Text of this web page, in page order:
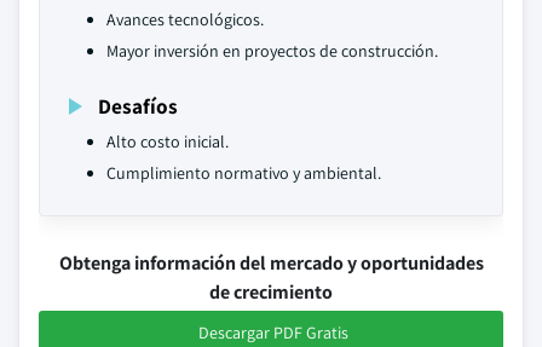
Avances tecnológicos.
Mayor inversión en proyectos de construcción.
Desafíos
Alto costo inicial.
Cumplimiento normativo y ambiental.
Obtenga información del mercado y oportunidades
de crecimiento
Descargar PDF Gratis